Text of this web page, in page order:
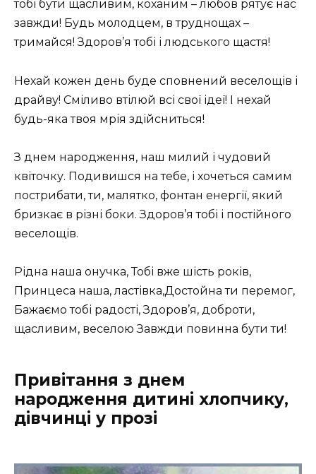
тобі бути щасливим, коханим – любов рятує нас
завжди! Будь молодцем, в труднощах –
тримайся! Здоров’я тобі і людського щастя!
Нехай кожен день буде сповнений веселощів і
драйву! Сміливо втілюй всі свої ідеї! І нехай
будь-яка твоя мрія здійсниться!
З днем ​​народження, наш милий і чудовий
квіточку. Подивишся на тебе, і хочеться самим
пострибати, ти, малятко, фонтан енергії, який
бризкає в різні боки. Здоров’я тобі і постійного
веселощів.
Рідна наша онучка, Тобі вже шість років,
Принцеса наша, ластівка,Достойна ти перемог,
Бажаємо тобі радості, Здоров’я, доброти,
щасливим, веселою Завжди повинна бути ти!
Привітання з днем
народження дитині хлопчику,
дівчинці у прозі